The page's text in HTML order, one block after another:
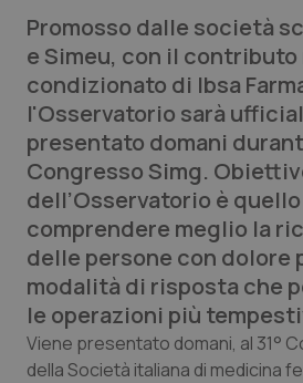
Lettere al direttore
Edizioni Regionali
QS Pro
Professionisti Sanitari.AI
Abruzzo
Basilicata
Calabria
QS Pro Gold
Artrite & artrosi
Asma & BPCO
QS Club Newsletter
Promosso dalle società
e Simeu, con il contributo
condizionato di Ibsa
l'Osservatorio sarà
presentato domani
Congresso Simg.
dell’Osservatorio è
comprendere meglio la
delle persone con dolore
modalità di risposta che
le operazioni più
Viene presentato domani, al 31°
della Società italiana di medicina